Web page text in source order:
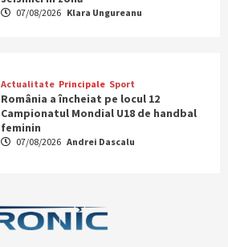
07/08/2026 Klara Ungureanu
Actualitate Principale Sport
România a încheiat pe locul 12
Campionatul Mondial U18 de handbal
feminin
07/08/2026 Andrei Dascalu